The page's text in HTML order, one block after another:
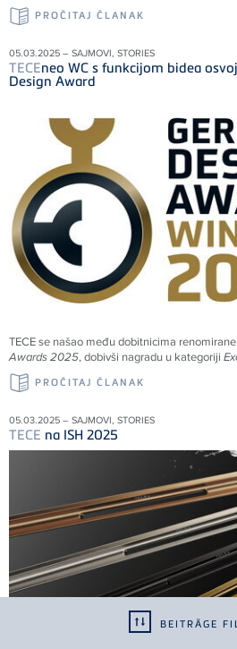
BEITRÄGE
PROČITAJ ČLANAK
05.03.2025 – SAJMOVI, STORIES
TECEneo WC s funkcijom bidea
Design Award
TECEse našao među dobitnicima
Awards 2025, dobivši nagradu u kategoriji
PROČITAJ ČLANAK
05.03.2025 – SAJMOVI, STORIES
TECE na ISH 2025